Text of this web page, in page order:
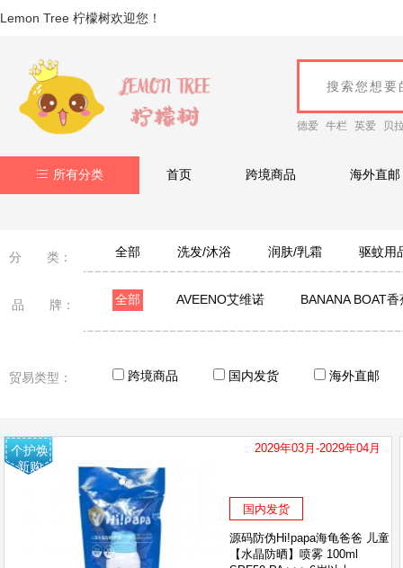
Lemon Tree 柠檬树欢迎您！
德爱 牛栏 英爱 贝
所有分类 首页 跨境商品 海外直邮
分 类： 全部 洗发/沐浴 润肤/乳霜 驱蚊用
品 牌： 全部 AVEENO艾维诺 BANANA BOAT香
韩国宫中秘策 松达 日本Mama&Kids
海龟爸爸 BODORME贝德美
芮洣舒
贸易类型：
跨境商品 国内发货 海外直邮
个护焕
新购
2029年03月-2029年04月
国内发货
源码防伪Hi!papa海龟爸爸 儿童
【水晶防晒】喷雾 100ml